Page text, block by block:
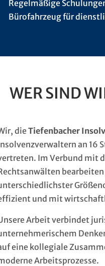
Regelmäßige
Bürofahrzeug für
WER SIND
die Tiefenbacher
an 16
Im Verbund mit
und mit
Arbeit verbindet
eine kollegiale
Arbeitsprozesse.